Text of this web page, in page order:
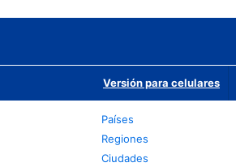
Versión para celulares
Países
Regiones
Ciudades